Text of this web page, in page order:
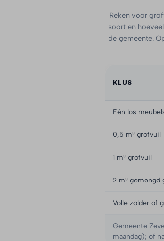
Reken voor
soort en
de gemeente.
KLUS
Eén los
0,5 m³ grofvuil
1 m³ grofvuil
2 m³ gemengd
Volle zolder of
Gemeente
maandag); of